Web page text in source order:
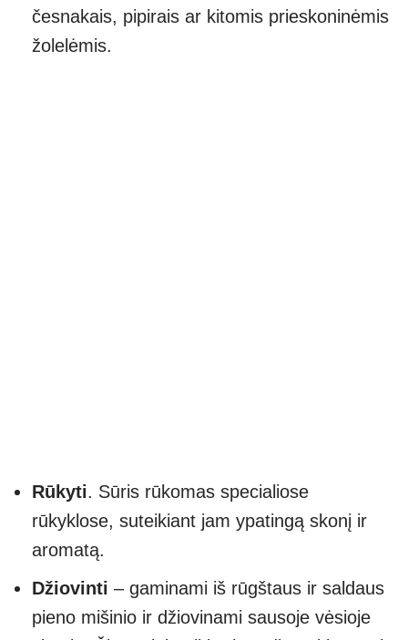
česnakais, pipirais ar kitomis prieskoninėmis
žolelėmis.
Rūkyti. Sūris rūkomas specialiose
rūkyklose, suteikiant jam ypatingą skonį ir
aromatą.
Džiovinti – gaminami iš rūgštaus ir saldaus
pieno mišinio ir džiovinami sausoje vėsioje